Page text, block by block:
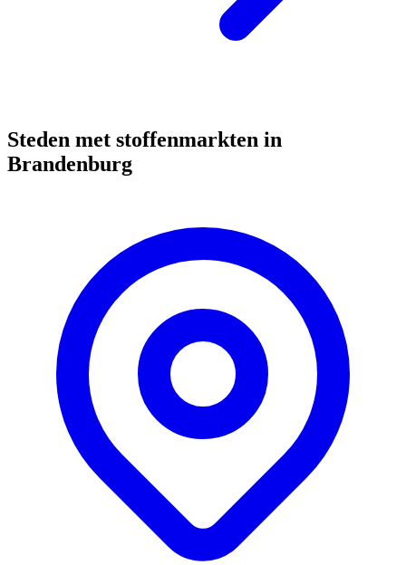
Steden met stoffenmarkten in
Brandenburg